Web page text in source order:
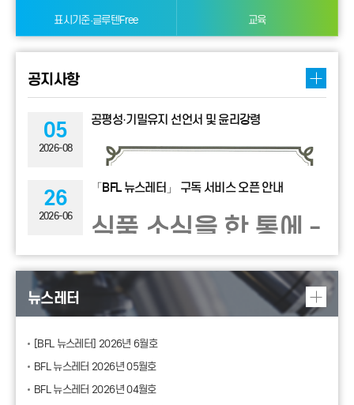
표시기준·글루텐Free 교육
공지사항
05
2026-08
공평성·기밀유지 선언서 및 윤리강령
26
2026-06
「BFL 뉴스레터」 구독 서비스 오픈 안내
식품 소식을 한 통에 -
「BFL 뉴스레터」
구독 서비스 오픈
안내
안녕하세요, (주)바이오푸드랩입니다.
항상 저희 바이오푸드랩을 신뢰하고
뉴스레터
[BFL 뉴스레터] 2026년 6월호
BFL 뉴스레터 2026년 05월호
BFL 뉴스레터 2026년 04월호